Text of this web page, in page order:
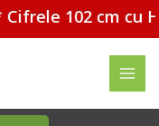
102 cm cu